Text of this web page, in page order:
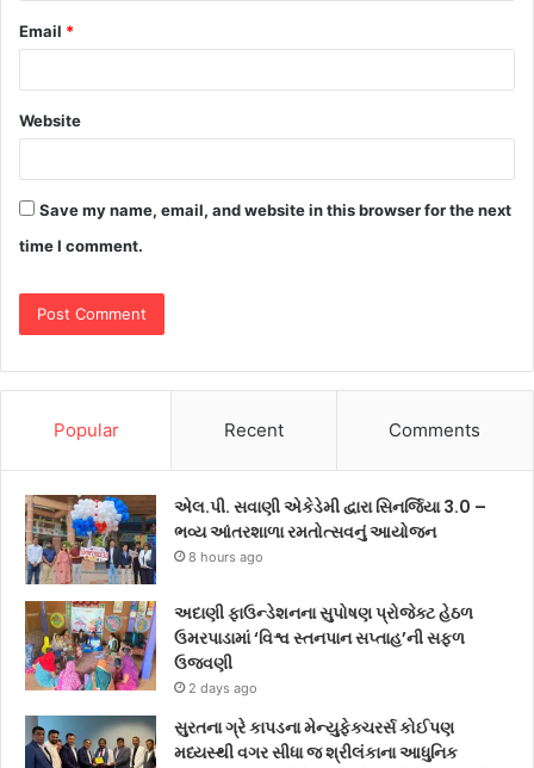
Email *
Website
Save my name, email, and website in this browser for the next
time I comment.
Popular Recent Comments
એલ.પી. સવાણી એકેડેમી દ્વારા સિનર્જિયા 3.0 –
ભવ્ય આંતરશાળા રમતોત્સવનું આયોજન
8 hours ago
અદાણી ફાઉન્ડેશનના સુપોષણ પ્રોજેક્ટ હેઠળ
ઉમરપાડામાં ‘વિશ્વ સ્તનપાન સપ્તાહ’ની સફળ
ઉજવણી
2 days ago
સુરતના ગ્રે કાપડના મેન્યુફેક્ચરર્સ કોઈપણ
મધ્યસ્થી વગર સીધા જ શ્રીલંકાના આધુનિક